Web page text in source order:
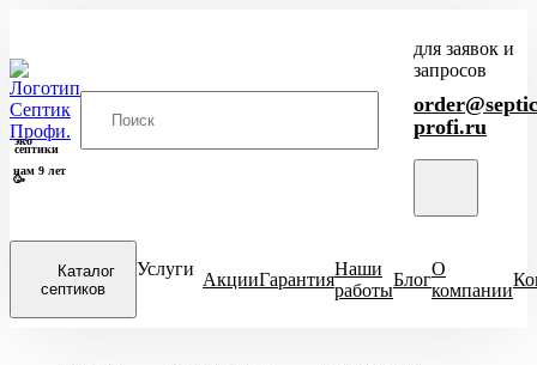
эко
септики
нам 9 лет
🥳
для заявок и
запросов
profi.ru
Каталог
септиков
Услуги
АкцииГарантия
Наши
работы
Блог
О
компании